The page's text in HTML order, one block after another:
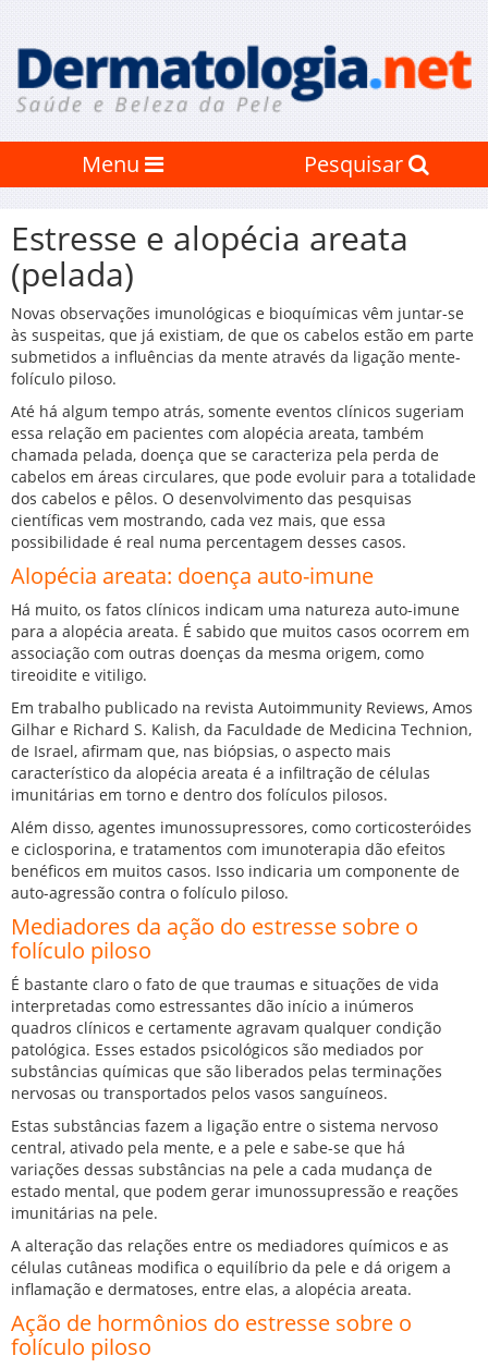
Menu Pesquisar
Estresse e alopécia areata
(pelada)
Novas observações imunológicas e bioquímicas vêm juntar-se
às suspeitas, que já existiam, de que os cabelos estão em parte
submetidos a influências da mente através da ligação mente-
folículo piloso.
Até há algum tempo atrás, somente eventos clínicos sugeriam
essa relação em pacientes com alopécia areata, também
chamada pelada, doença que se caracteriza pela perda de
cabelos em áreas circulares, que pode evoluir para a totalidade
dos cabelos e pêlos. O desenvolvimento das pesquisas
científicas vem mostrando, cada vez mais, que essa
possibilidade é real numa percentagem desses casos.
Alopécia areata: doença auto-imune
Há muito, os fatos clínicos indicam uma natureza auto-imune
para a alopécia areata. É sabido que muitos casos ocorrem em
associação com outras doenças da mesma origem, como
tireoidite e vitiligo.
Em trabalho publicado na revista Autoimmunity Reviews, Amos
Gilhar e Richard S. Kalish, da Faculdade de Medicina Technion,
de Israel, afirmam que, nas biópsias, o aspecto mais
característico da alopécia areata é a infiltração de células
imunitárias em torno e dentro dos folículos pilosos.
Além disso, agentes imunossupressores, como corticosteróides
e ciclosporina, e tratamentos com imunoterapia dão efeitos
benéficos em muitos casos. Isso indicaria um componente de
auto-agressão contra o folículo piloso.
Mediadores da ação do estresse sobre o
folículo piloso
É bastante claro o fato de que traumas e situações de vida
interpretadas como estressantes dão início a inúmeros
quadros clínicos e certamente agravam qualquer condição
patológica. Esses estados psicológicos são mediados por
substâncias químicas que são liberados pelas terminações
nervosas ou transportados pelos vasos sanguíneos.
Estas substâncias fazem a ligação entre o sistema nervoso
central, ativado pela mente, e a pele e sabe-se que há
variações dessas substâncias na pele a cada mudança de
estado mental, que podem gerar imunossupressão e reações
imunitárias na pele.
A alteração das relações entre os mediadores químicos e as
células cutâneas modifica o equilíbrio da pele e dá origem a
inflamação e dermatoses, entre elas, a alopécia areata.
Ação de hormônios do estresse sobre o
folículo piloso